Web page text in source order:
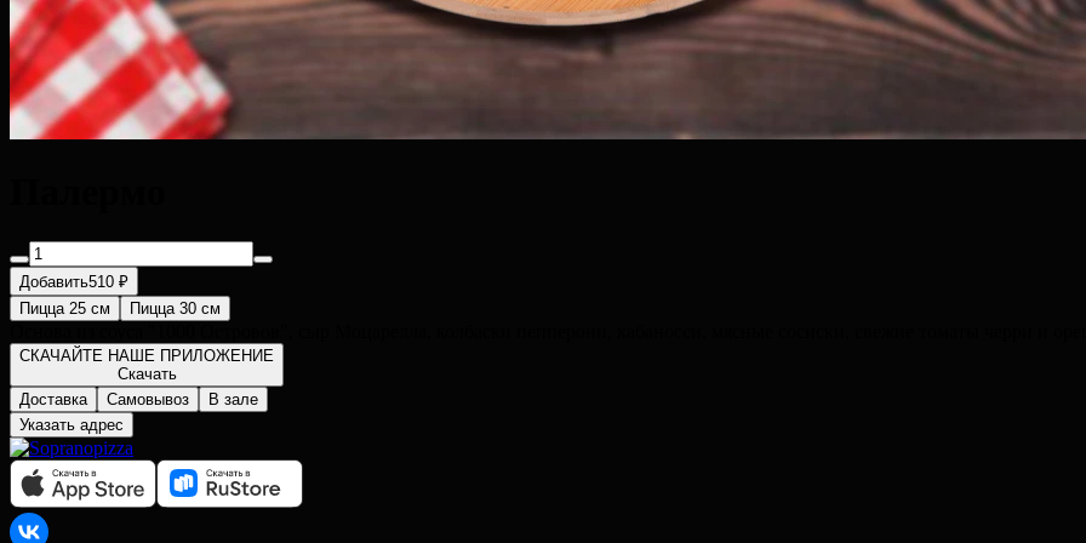
Добавить510 ₽
Пицца 25 см
Пицца 30 см
СКАЧАЙТЕ НАШЕ ПРИЛОЖЕНИЕ
Скачать
Доставка
Самовывоз
В зале
Указать адрес